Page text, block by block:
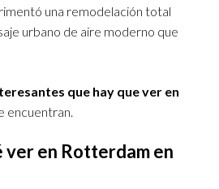
una remodelación total
urbano de aire moderno que
que hay que ver en
encuentran.
ver en Rotterdam en